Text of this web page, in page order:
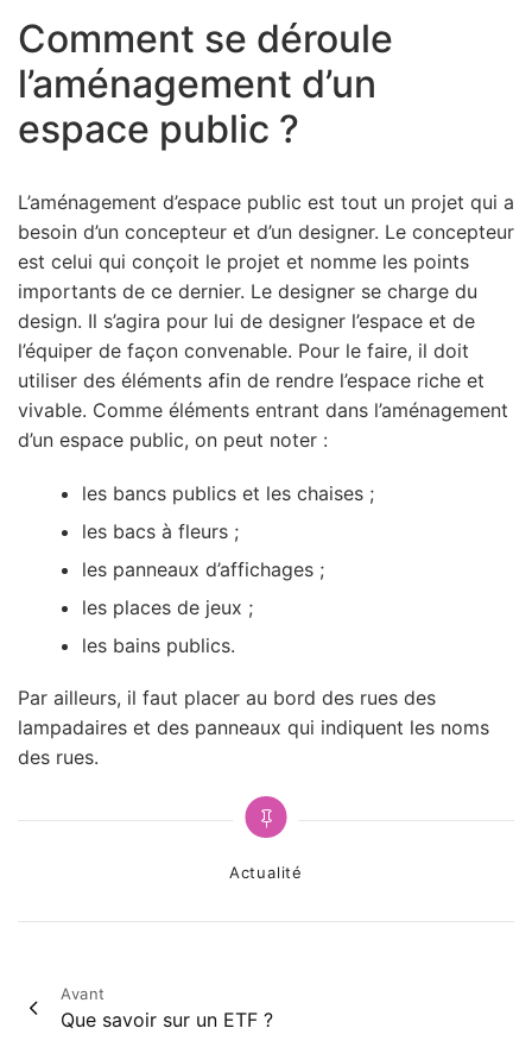
Comment se déroule
l’aménagement d’un
espace public ?
L’aménagement d’espace public est tout un projet qui a
besoin d’un concepteur et d’un designer. Le concepteur
est celui qui conçoit le projet et nomme les points
importants de ce dernier. Le designer se charge du
design. Il s’agira pour lui de designer l’espace et de
l’équiper de façon convenable. Pour le faire, il doit
utiliser des éléments afin de rendre l’espace riche et
vivable. Comme éléments entrant dans l’aménagement
d’un espace public, on peut noter :
les bancs publics et les chaises ;
les bacs à fleurs ;
les panneaux d’affichages ;
les places de jeux ;
les bains publics.
Par ailleurs, il faut placer au bord des rues des
lampadaires et des panneaux qui indiquent les noms
des rues.
Categories
Actualité
Post
Avant
Que savoir sur un ETF ?